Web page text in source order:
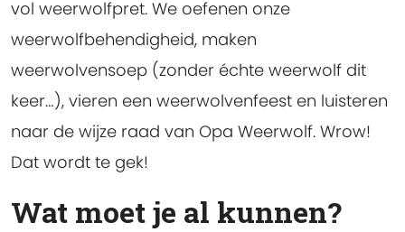
vol weerwolfpret. We oefenen onze
weerwolfbehendigheid, maken
weerwolvensoep (zonder échte weerwolf dit
keer…), vieren een weerwolvenfeest en luisteren
naar de wijze raad van Opa Weerwolf. Wrow!
Dat wordt te gek!
Wat moet je al kunnen?